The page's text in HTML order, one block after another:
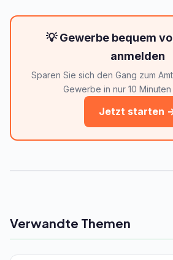
💡 Gewerbe bequem
anmelden
Sparen Sie sich den Gang zum
Gewerbe in nur 10
Jetzt starten
Verwandte Themen